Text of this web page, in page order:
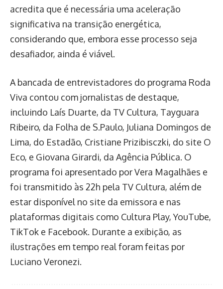
acredita que é necessária uma aceleração
significativa na transição energética,
considerando que, embora esse processo seja
desafiador, ainda é viável.
A bancada de entrevistadores do programa Roda
Viva contou com jornalistas de destaque,
incluindo Laís Duarte, da TV Cultura, Tayguara
Ribeiro, da Folha de S.Paulo, Juliana Domingos de
Lima, do Estadão, Cristiane Prizibisczki, do site O
Eco, e Giovana Girardi, da Agência Pública. O
programa foi apresentado por Vera Magalhães e
foi transmitido às 22h pela TV Cultura, além de
estar disponível no site da emissora e nas
plataformas digitais como Cultura Play, YouTube,
TikTok e Facebook. Durante a exibição, as
ilustrações em tempo real foram feitas por
Luciano Veronezi.